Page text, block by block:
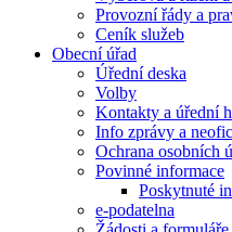
Provozní řády a
Ceník služeb
Obecní úřad
Úřední deska
Volby
Kontakty a úřední
Info zprávy a
Ochrana osobních
Povinné informace
Poskytnuté
e-podatelna